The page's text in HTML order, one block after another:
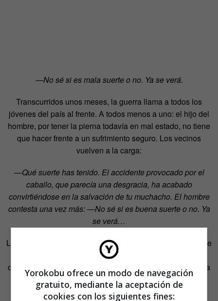
—No sé si es mala suerte o no. Ya se verá.
Transcurridos unos meses, la guerra llama a todos los
jóvenes del país al frente. A todos menos a uno: el hijo del
hombre, por tener la pierna todavía en mal estado, no tiene
que hacer frente a un sufrimiento seguro. Los vecinos
vuelven a la carga:
—Qué suerte has tenido. El accidente provocado por el
caballo, que parecía una desgracia, ha acabado
convirtiéndose en la salvación de tu muchacho. El hombre
contesta una vez más: —No sé si es buena suerte o no. Ya
se verá…
La historia puede seguir indefinidamente. Y pone de relieve
un hecho: uno de los peores rasgos que existen en
occidente, tanto en los negocios como en la política y en la
vida cotidiana, es pretender juzgar en tiempo real el
resultado de los acontecimientos. Una actitud que no nos
Yorokobu ofrece un modo de navegación
gratuito, mediante la aceptación de
cookies con los siguientes fines: